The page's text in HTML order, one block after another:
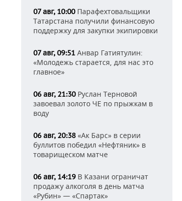
07 авг, 10:00Парафехтовальщики
Татарстана получили финансовую
поддержку для закупки экипировки
07 авг, 09:51 Анвар Гатиятулин:
«Молодежь старается, для нас это
главное»
06 авг, 21:30Руслан Терновой
завоевал золото ЧЕ по прыжкам в
воду
06 авг, 20:38 «Ак Барс» в серии
буллитов победил «Нефтяник» в
товарищеском матче
06 авг, 14:19 В Казани ограничат
продажу алкоголя в день матча
«Рубин» — «Спартак»